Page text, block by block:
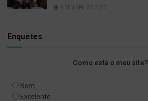
6 DE ABRIL DE 2020
Enquetes
Como está o meu site?
Bom
Excelente